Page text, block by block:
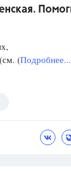
(Подробнее...